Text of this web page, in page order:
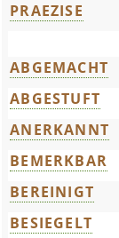
PRAEZISE
ABGEMACHT
ABGESTUFT
ANERKANNT
BEMERKBAR
BEREINIGT
BESIEGELT